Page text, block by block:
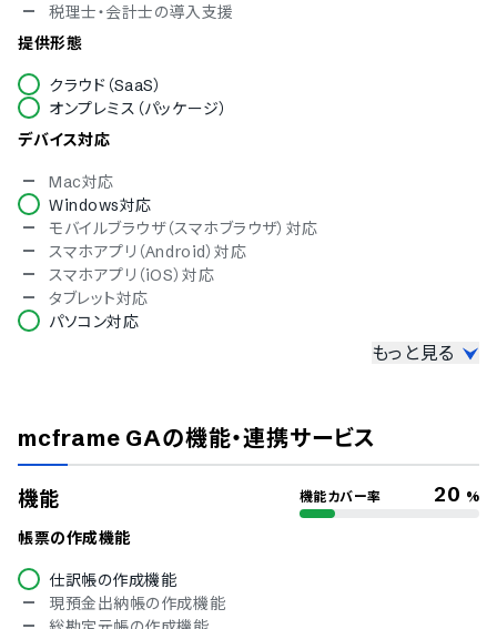
税理士・会計士の導入支援
提供形態
クラウド（SaaS）
オンプレミス（パッケージ）
デバイス対応
Mac対応
Windows対応
モバイルブラウザ（スマホブラウザ）対応
スマホアプリ（Android）対応
スマホアプリ（iOS）対応
タブレット対応
パソコン対応
冗長化
通信の暗号化
IP制限
二要素認証・二段階認証
シングルサインオン
ISO 9001（品質マネジメント）
ISO/IEC 27017（クラウドサービスセキュリティ）
もっと見る
mcframe GAの機能・連携サービス
機能 機能カバー率 20 %
帳票の作成機能
仕訳帳の作成機能
現預金出納帳の作成機能